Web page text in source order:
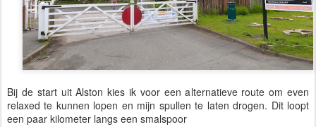
Bij de start uit Alston kies ik voor een alternatieve route om even
relaxed te kunnen lopen en mijn spullen te laten drogen. Dit loopt
een paar kilometer langs een smalspoor